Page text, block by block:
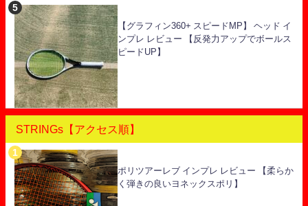
【グラフィン360+ スピードMP】 ヘッド イ
ンプレ レビュー 【反発力アップでボールス
ピードUP】
STRINGs【アクセス順】
ポリツアーレブ インプレ レビュー 【柔らか
く弾きの良いヨネックスポリ】